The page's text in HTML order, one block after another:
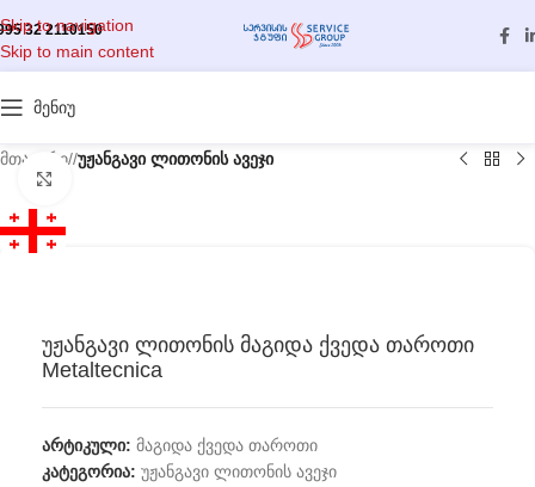
Skip to navigation
Skip to main content
32 2110150
მენიუ
მთავარი/ უჟანგავი ლითონის ავეჯი
უჟანგავი ლითონის მაგიდა ქვედა თაროთი
Metaltecnica
არტიკული: მაგიდა ქვედა თაროთი
კატეგორია: უჟანგავი ლითონის ავეჯი